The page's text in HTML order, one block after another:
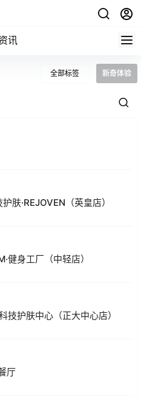
讯
全部标签 新奇体验
肤·REJOVEN（英皇店）
健身工厂（中轻店）
技护肤中心（正大中心店）
厅